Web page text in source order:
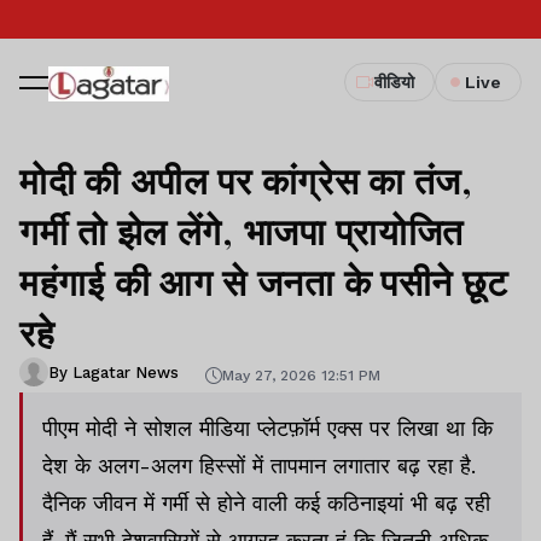
वीडियो Live
मोदी की अपील पर कांग्रेस का तंज,
गर्मी तो झेल लेंगे, भाजपा प्रायोजित
महंगाई की आग से जनता के पसीने छूट
रहे
By Lagatar News May 27, 2026 12:51 PM
पीएम मोदी ने सोशल मीडिया प्लेटफ़ॉर्म एक्स पर लिखा था कि
देश के अलग-अलग हिस्सों में तापमान लगातार बढ़ रहा है.
दैनिक जीवन में गर्मी से होने वाली कई कठिनाइयां भी बढ़ रही